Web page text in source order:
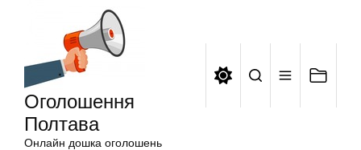
Оголошення
Полтава
Онлайн дошка оголошень